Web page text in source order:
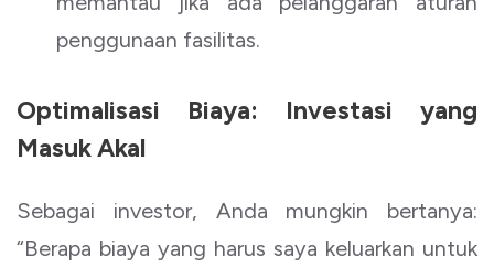
penggunaan fasilitas.
Optimalisasi Biaya: Investasi yang
Masuk Akal
Sebagai investor, Anda mungkin bertanya:
“Berapa biaya yang harus saya keluarkan untuk